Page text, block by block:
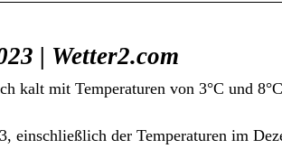
| Wetter2.com
kalt mit Temperaturen von 3°C und
einschließlich der Temperaturen im